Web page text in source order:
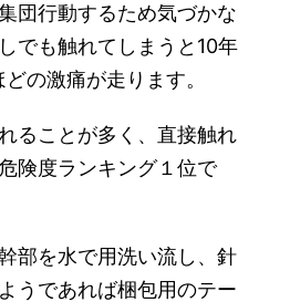
団行動するため気づかな
でも触れてしまうと10年
の激痛が走ります。
ることが多く、直接触れ
険度ランキング１位で
部を水で用洗い流し、針
うであれば梱包用のテー